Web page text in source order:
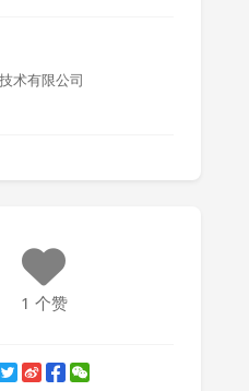
术有限公司
1 个赞